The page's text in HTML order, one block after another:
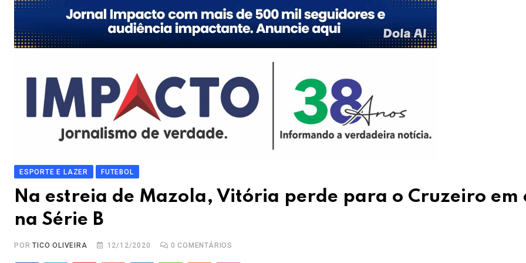
ESPORTE E LAZER FUTEBOL
Na estreia de Mazola, Vitória perde para o Cruzeiro em
na Série B
PORTICO OLIVEIRA 12/12/2020 0 COMENTÁRIOS